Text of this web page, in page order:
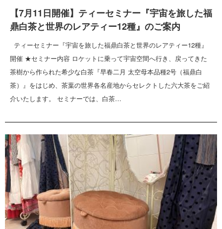
【7月11日開催】ティーセミナー『宇宙を旅した福
鼎白茶と世界のレアティー12種』のご案内
ティーセミナー『宇宙を旅した福鼎白茶と世界のレアティー12種』
開催 ★セミナー内容 ロケットに乗って宇宙空間へ行き、戻ってきた
茶樹から作られた希少な白茶『早春二月 太空母本品種2号（福鼎白
茶）』をはじめ、茶葉の世界各名産地からセレクトした六大茶をご紹
介いたします。 セミナーでは、白茶…